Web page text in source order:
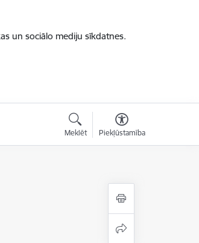
un sociālo mediju sīkdatnes.
Meklēt Piekļūstamība